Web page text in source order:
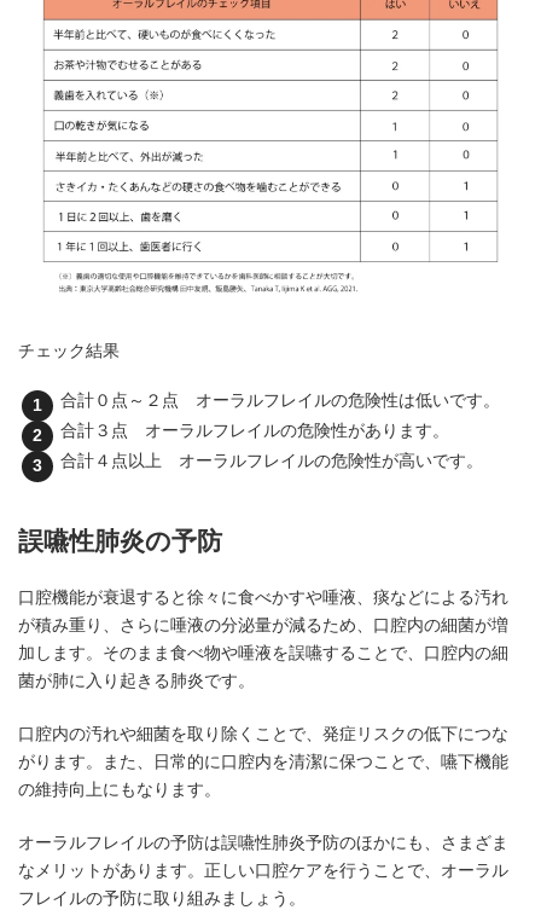
チェック結果
合計０点～２点 オーラルフレイルの危険性は低いです。
合計３点 オーラルフレイルの危険性があります。
合計４点以上 オーラルフレイルの危険性が高いです。
誤嚥性肺炎の予防
口腔機能が衰退すると徐々に食べかすや唾液、痰などによる汚れ
が積み重り、さらに唾液の分泌量が減るため、口腔内の細菌が増
加します。そのまま食べ物や唾液を誤嚥することで、口腔内の細
菌が肺に入り起きる肺炎です。
口腔内の汚れや細菌を取り除くことで、発症リスクの低下につな
がります。また、日常的に口腔内を清潔に保つことで、嚥下機能
の維持向上にもなります。
オーラルフレイルの予防は誤嚥性肺炎予防のほかにも、さまざま
なメリットがあります。正しい口腔ケアを行うことで、オーラル
フレイルの予防に取り組みましょう。